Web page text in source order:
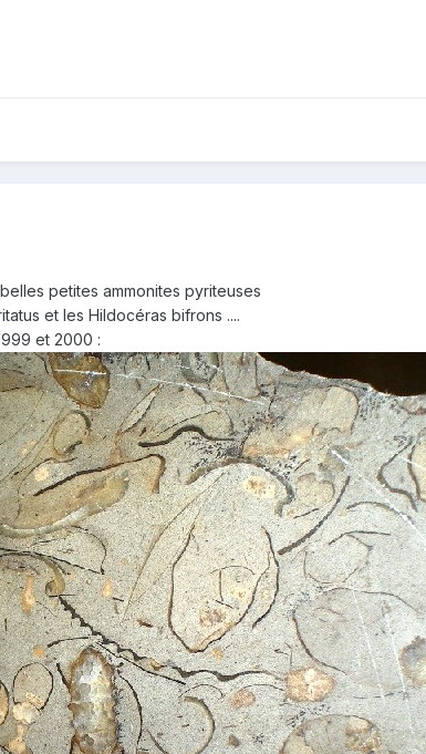
petites ammonites pyriteuses
et les Hildocéras bifrons ....
et 2000 :